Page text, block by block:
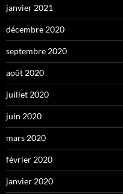
janvier 2021
décembre 2020
septembre 2020
août 2020
juillet 2020
juin 2020
mars 2020
février 2020
janvier 2020